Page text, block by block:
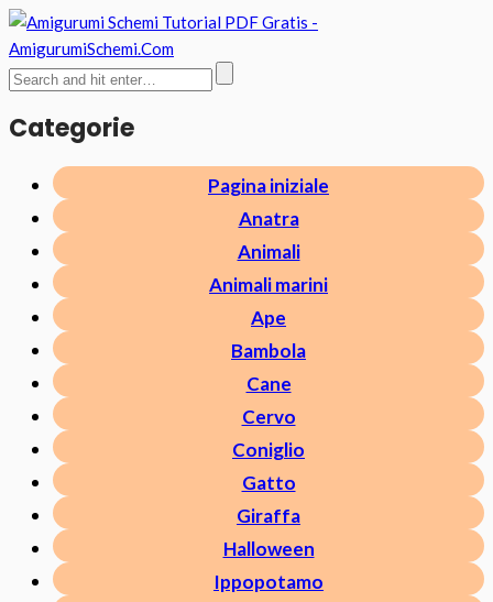
Categorie
Pagina iniziale
Anatra
Animali
Animali marini
Ape
Bambola
Cane
Cervo
Coniglio
Gatto
Giraffa
Halloween
Ippopotamo